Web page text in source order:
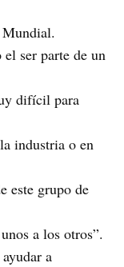
Mundial.
ser parte de un
difícil para
industria o en
este grupo de
a los otros”.
a